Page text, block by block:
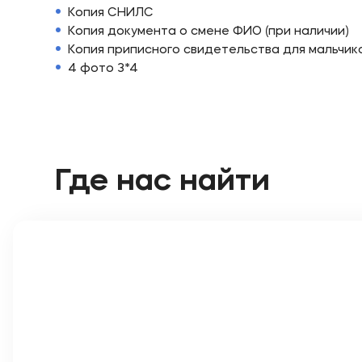
Копия СНИЛС
Копия документа о смене ФИО (при наличии)
Копия приписного свидетельства для
4 фото 3*4
Где нас найти